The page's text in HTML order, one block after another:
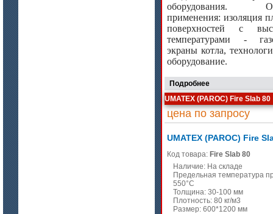
оборудования.
применения: изоляция
поверхностей с
температурами -
экраны котла,
оборудование.
Подробнее
UMATEX (PAROC) Fire Slab 80
цена по запросу
UMATEX (PAROC) Fire
Код товара: Fire Slab 80
Наличие: На складе
Предельная температура
550°C
Толщина: 30-100 мм
Плотность: 80 кг/м3
Размер: 600*1200 мм